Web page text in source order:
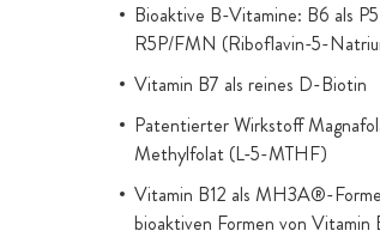
Bioaktive B-Vitamine: B6 als
R5P/FMN (Riboflavin-5-
Vitamin B7 als reines D-Biotin
Patentierter Wirkstoff
Methylfolat (L-5-MTHF)
Vitamin B12 als MH3A®-
bioaktiven Formen von Vitamin